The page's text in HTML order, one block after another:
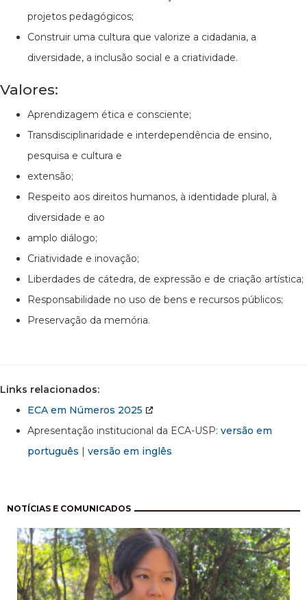
projetos pedagógicos;
Construir uma cultura que valorize a cidadania, a
diversidade, a inclusão social e a criatividade.
Valores:
Aprendizagem ética e consciente;
Transdisciplinaridade e interdependência de ensino,
pesquisa e cultura e
extensão;
Respeito aos direitos humanos, à identidade plural, à
diversidade e ao
amplo diálogo;
Criatividade e inovação;
Liberdades de cátedra, de expressão e de criação artística;
Responsabilidade no uso de bens e recursos públicos;
Preservação da memória.
Links relacionados:
ECA em Números 2025
Apresentação institucional da ECA-USP: versão em
português | versão em inglês
NOTÍCIAS E COMUNICADOS
Paginação